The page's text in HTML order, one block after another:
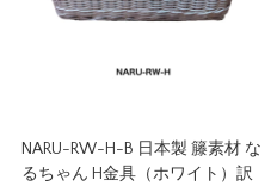
NARU-RW-H-B 日本製 籐素材 な
るちゃん H金具（ホワイト）訳